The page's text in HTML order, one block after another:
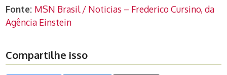
Fonte: MSN Brasil / Noticias – Frederico Cursino, da
Agência Einstein
Compartilhe isso